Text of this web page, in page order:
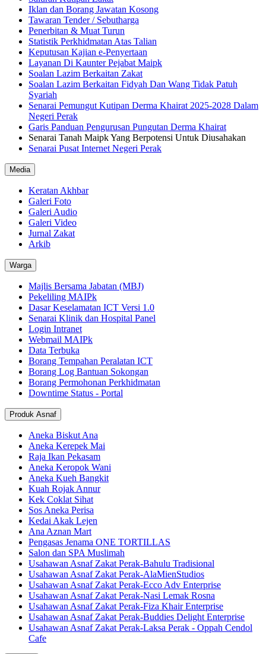
Iklan dan Borang Jawatan Kosong
Tawaran Tender / Sebutharga
Penerbitan & Muat Turun
Statistik Perkhidmatan Atas Talian
Keputusan Kajian e-Penyertaan
Layanan Di Kaunter Pejabat Maipk
Soalan Lazim Berkaitan Zakat
Soalan Lazim Berkaitan Fidyah Dan Wang Tidak Patuh
Syariah
Senarai Pemungut Kutipan Derma Khairat 2025-2028 Dalam
Negeri Perak
Garis Panduan Pengurusan Pungutan Derma Khairat
Senarai Tanah Maipk Yang Berpotensi Untuk Diusahakan
Senarai Pusat Internet Negeri Perak
Media
Keratan Akhbar
Galeri Foto
Galeri Audio
Galeri Video
Jurnal Zakat
Arkib
Warga
Majlis Bersama Jabatan (MBJ)
Pekeliling MAIPk
Dasar Keselamatan ICT Versi 1.0
Senarai Klinik dan Hospital Panel
Login Intranet
Webmail MAIPk
Data Terbuka
Borang Tempahan Peralatan ICT
Borang Log Bantuan Sokongan
Borang Permohonan Perkhidmatan
Downtime Status - Portal
Produk Asnaf
Aneka Biskut Ana
Aneka Kerepek Mai
Raja Ikan Pekasam
Aneka Keropok Wani
Aneka Kueh Bangkit
Kuah Rojak Annur
Kek Coklat Sihat
Sos Aneka Perisa
Kedai Akak Lejen
Ana Aznan Mart
Pengasas Jenama ONE TORTILLAS
Salon dan SPA Muslimah
Usahawan Asnaf Zakat Perak-Bahulu Tradisional
Usahawan Asnaf Zakat Perak-AlaMienStudios
Usahawan Asnaf Zakat Perak-Ecco Adv Enterprise
Usahawan Asnaf Zakat Perak-Nasi Lemak Rosna
Usahawan Asnaf Zakat Perak-Fiza Khair Enterprise
Usahawan Asnaf Zakat Perak-Buddies Delight Enterprise
Usahawan Asnaf Zakat Perak-Laksa Perak - Oppah Cendol
Cafe